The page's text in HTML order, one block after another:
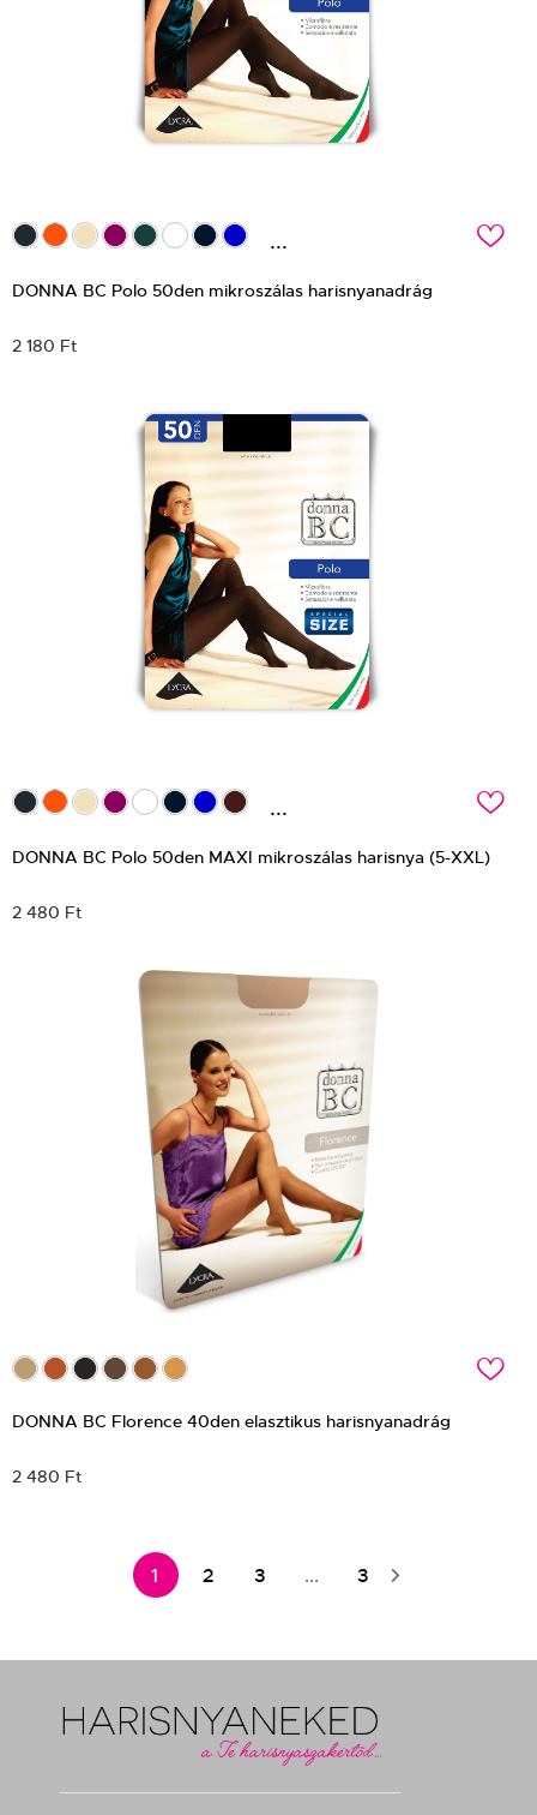
... c
DONNA BC Polo 50den mikroszálas harisnyanadrág
2 180 Ft
... c
DONNA BC Polo 50den MAXI mikroszálas harisnya (5-XXL)
2 480 Ft
c
DONNA BC Florence 40den elasztikus harisnyanadrág
2 480 Ft
1 2 3 ... 3